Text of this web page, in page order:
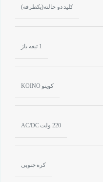
کلید دو حالته(یکطرفه)
1 تیغه باز
کوینو KOINO
220 ولت AC/DC
کره جنوبی